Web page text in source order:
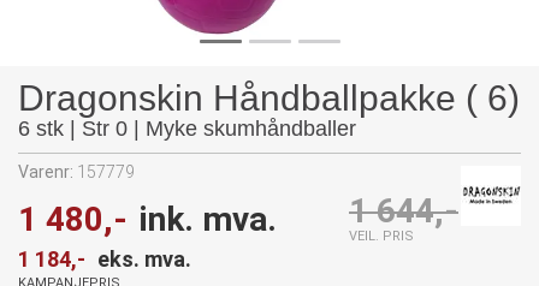
Dragonskin Håndballpakke ( 6)
6 stk | Str 0 | Myke skumhåndballer
Varenr: 157779
1 480,- ink. mva.
1 184,- eks. mva.
1 644,-
VEIL. PRIS